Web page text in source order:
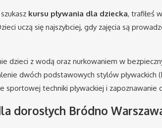
kursu pływania dla dziecka, trafiłeś
uczą się najszybciej, gdy zajęcia są
dzieci z wodą oraz nurkowaniem w
dwóch podstawowych stylów pływackich
sportowej techniki pływackiej i
dorosłych Bródno